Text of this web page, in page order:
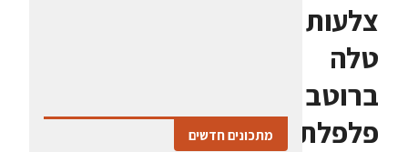
צלעות
טלה
ברוטב
פלפלת
מתכונים חדשים